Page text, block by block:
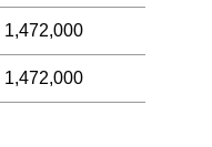
1,472,000
1,472,000